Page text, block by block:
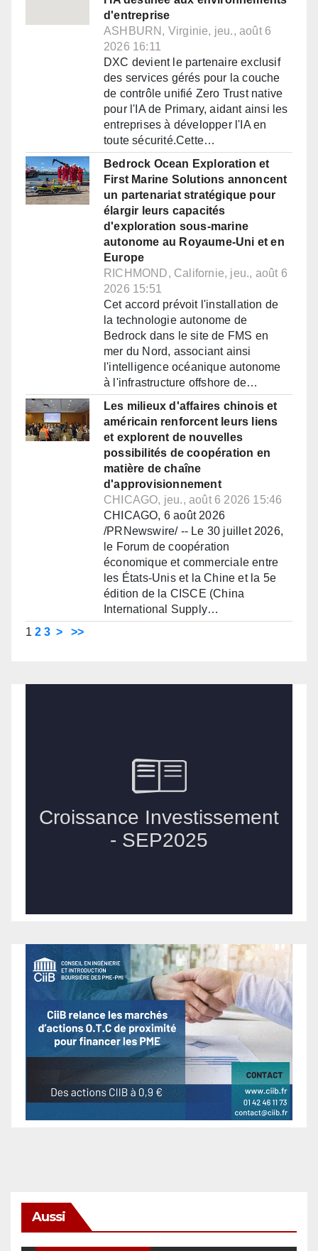
d'entreprise
ASHBURN, Virginie, jeu., août 6
2026 16:11
DXC devient le partenaire exclusif
des services gérés pour la couche
de contrôle unifié Zero Trust native
pour l'IA de Primary, aidant ainsi les
entreprises à développer l'IA en
toute sécurité.Cette…
Bedrock Ocean Exploration et
First Marine Solutions annoncent
un partenariat stratégique pour
élargir leurs capacités
d'exploration sous-marine
autonome au Royaume-Uni et en
Europe
RICHMOND, Californie, jeu., août 6
2026 15:51
Cet accord prévoit l'installation de
la technologie autonome de
Bedrock dans le site de FMS en
mer du Nord, associant ainsi
l'intelligence océanique autonome
à l'infrastructure offshore de…
Les milieux d'affaires chinois et
américain renforcent leurs liens
et explorent de nouvelles
possibilités de coopération en
matière de chaîne
d'approvisionnement
CHICAGO, jeu., août 6 2026 15:46
CHICAGO, 6 août 2026
/PRNewswire/ -- Le 30 juillet 2026,
le Forum de coopération
économique et commerciale entre
les États-Unis et la Chine et la 5e
édition de la CISCE (China
International Supply…
1 2 3 > >>
Aussi